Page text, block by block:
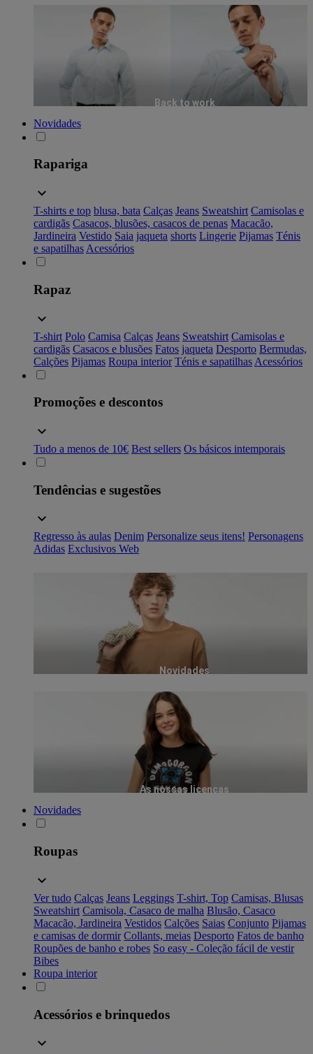
Back to work
Novidades
Rapariga
T-shirts e top blusa, bata Calças Jeans Sweatshirt Camisolas e
cardigãs Casacos, blusões, casacos de penas Macacão,
Jardineira Vestido Saia jaqueta shorts Lingerie Pijamas Ténis
e sapatilhas Acessórios
Rapaz
T-shirt Polo Camisa Calças Jeans Sweatshirt Camisolas e
cardigãs Casacos e blusões Fatos jaqueta Desporto Bermudas,
Calções Pijamas Roupa interior Ténis e sapatilhas Acessórios
Promoções e descontos
Tudo a menos de 10€ Best sellers Os básicos intemporais
Tendências e sugestões
Regresso às aulas Denim Personalize seus itens! Personagens
Adidas Exclusivos Web
Novidades
As nossas licenças
Novidades
Roupas
Ver tudo Calças Jeans Leggings T-shirt, Top Camisas, Blusas
Sweatshirt Camisola, Casaco de malha Blusão, Casaco
Macacão, Jardineira Vestidos Calções Saias Conjunto Pijamas
e camisas de dormir Collants, meias Desporto Fatos de banho
Roupões de banho e robes So easy - Coleção fácil de vestir
Bibes
Roupa interior
Acessórios e brinquedos